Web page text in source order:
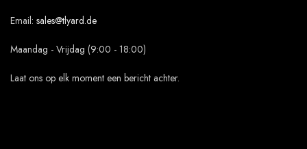
Email: sales@tlyard.de
Maandag - Vrijdag (9:00 - 18:00)
Laat ons op elk moment een bericht achter.